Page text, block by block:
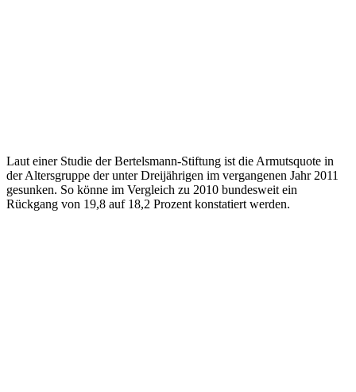
Laut einer Studie der Bertelsmann-Stiftung ist die Armutsquote in
der Altersgruppe der unter Dreijährigen im vergangenen Jahr 2011
gesunken. So könne im Vergleich zu 2010 bundesweit ein
Rückgang von 19,8 auf 18,2 Prozent konstatiert werden.